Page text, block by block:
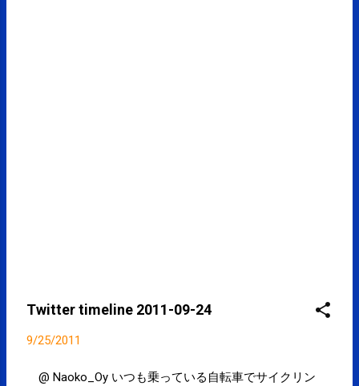
Twitter timeline 2011-09-24
9/25/2011
@ Naoko_Oy いつも乗っている自転車でサイクリン